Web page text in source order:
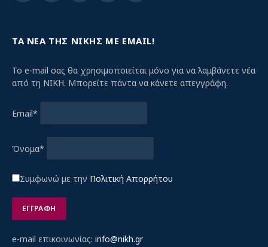
ΤΑ ΝΕΑ ΤΗΣ ΝΙΚΗΣ ΜΕ EMAIL!
Το e-mail σας θα χρησιμοποιείται μόνο για να λαμβάνετε νέα
από τη ΝΙΚΗ. Μπορείτε πάντα να κάνετε απεγγράφη.
Email*
Όνομα*
Συμφωνώ με την Πολιτική Απορρήτου
e-mail επικοινωνίας: info@nikh.gr